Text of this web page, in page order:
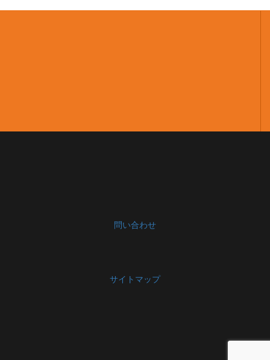
問い合わせ
サイトマップ